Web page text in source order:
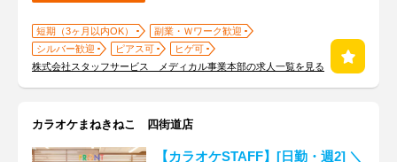
短期（3ヶ月以内OK）
副業・Ｗワーク歓迎
シルバー歓迎
ピアス可
ヒゲ可
株式会社スタッフサービス メディカル事業本部の求人一覧を見る
カラオケまねきねこ 四街道店
【カラオケSTAFF】[日勤・週2] ＼